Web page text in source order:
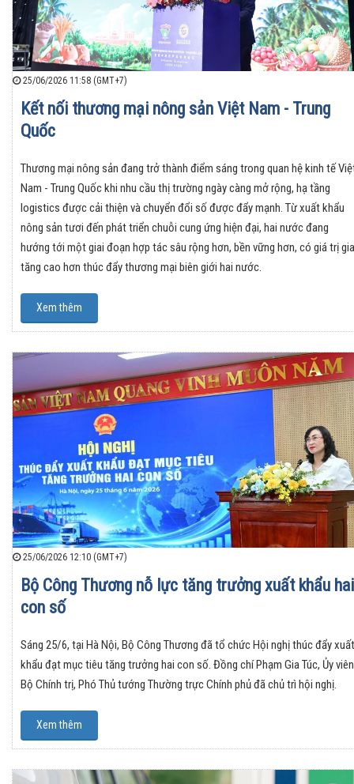
25/06/2026 11:58 (GMT+7)
Kết nối thương mại nông sản Việt Nam - Trung
Quốc
Thương mại nông sản đang trở thành điểm sáng trong quan hệ kinh tế
Nam - Trung Quốc khi nhu cầu thị trường ngày càng mở rộng, hạ tầng
logistics được cải thiện và chuyển đổi số được đẩy mạnh. Từ xuất khẩu
nông sản tươi đến phát triển chuỗi cung ứng hiện đại, hai nước đang
hướng tới một giai đoạn hợp tác sâu rộng hơn, bền vững hơn, có giá trị gia
tăng cao hơn thúc đẩy thương mại biên giới hai nước.
Xem thêm
25/06/2026 12:10 (GMT+7)
Bộ Công Thương nỗ lực tăng trưởng xuất khẩu hai
con số
Sáng 25/6, tại Hà Nội, Bộ Công Thương đã tổ chức Hội nghị thúc đẩy xuất
khẩu đạt mục tiêu tăng trưởng hai con số. Đồng chí Phạm Gia Túc, Ủy viên
Bộ Chính trị, Phó Thủ tướng Thường trực Chính phủ đã chủ trì hội nghị.
Xem thêm